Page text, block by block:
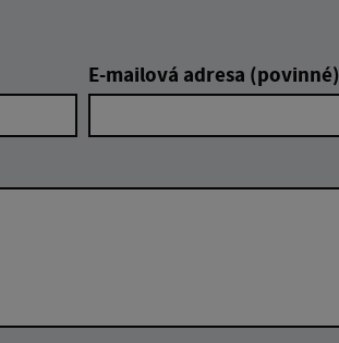
E-mailová adresa (povinné)